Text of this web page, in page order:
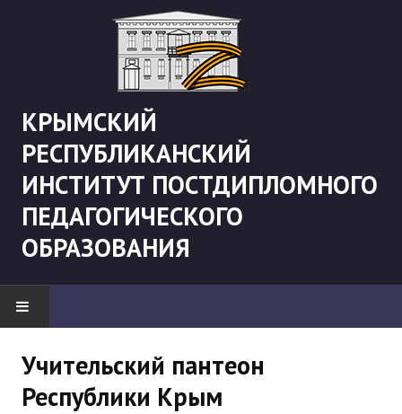
КРЫМСКИЙ
РЕСПУБЛИКАНСКИЙ
ИНСТИТУТ ПОСТДИПЛОМНОГО
ПЕДАГОГИЧЕСКОГО
ОБРАЗОВАНИЯ
"Боевая" русистика
Учительский пантеон
Республики Крым